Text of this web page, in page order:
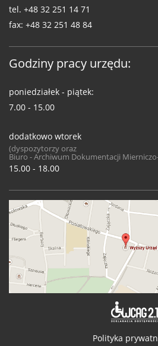
tel. +48 32 251 14 71
fax: +48 32 251 48 84
Godziny pracy urzędu:
poniedziałek - piątek:
7.00 - 15.00
dodatkowo wtorek
(dyspozytorzy oraz
Biuro - Archiwum Dokumentacji
15.00 - 18.00
Polityka